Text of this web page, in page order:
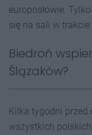
europosłowie.
się na sali w trakcie
Biedroń
Ślązaków?
Kilka tygodni przed
wszystkich